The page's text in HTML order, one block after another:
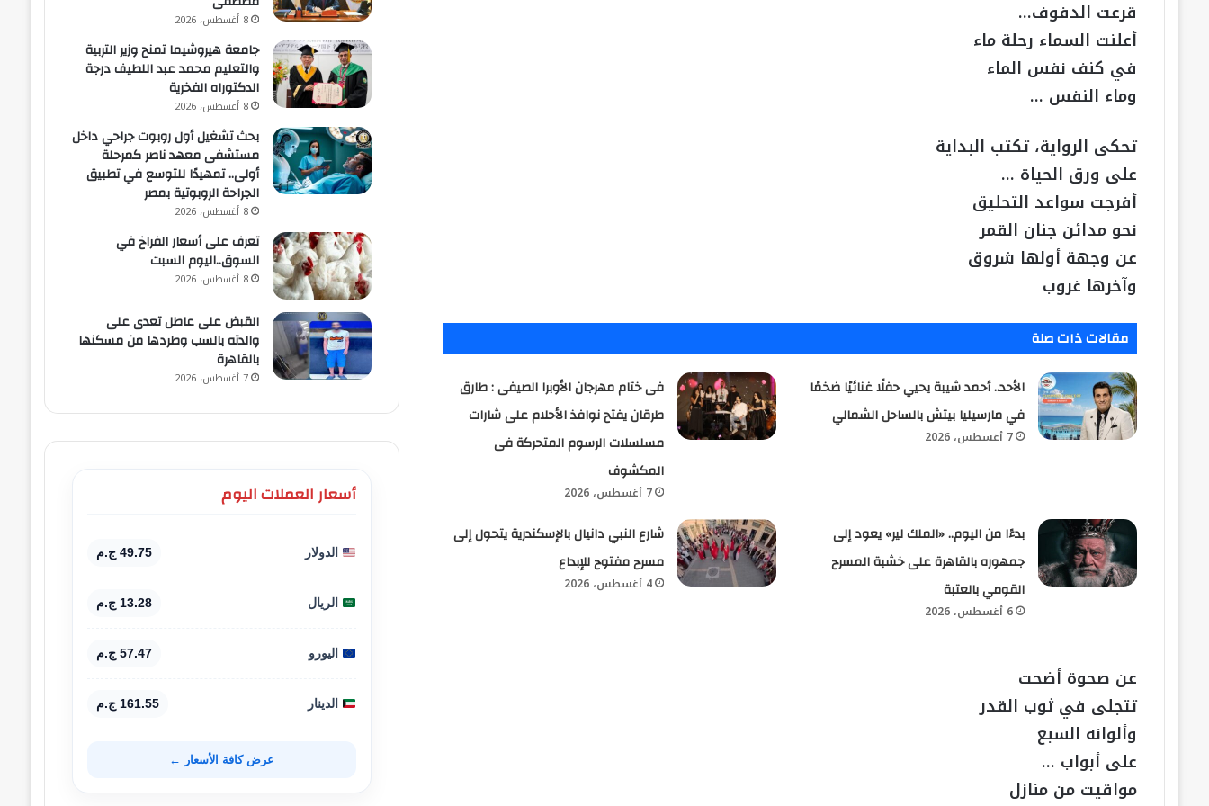
قرعت الدفوف…
أعلنت السماء رحلة ماء
في كنف نفس الماء
وماء النفس …
تحكى الرواية، تكتب البداية
على ورق الحياة …
أفرجت سواعد التحليق
نحو مدائن جنان القمر
عن وجهة أولها شروق
وآخرها غروب
مقالات ذات صلة
الأحد.. أحمد شيبة يحيي حفلًا غنائيًا ضخمًا
في مارسيليا بيتش بالساحل الشمالي
7 أغسطس، 2026
فى ختام مهرجان الأوبرا الصيفى : طارق
طرقان يفتح نوافذ الأحلام على شارات
مسلسلات الرسوم المتحركة فى
المكشوف
7 أغسطس، 2026
بدءًا من اليوم.. «الملك لير» يعود إلى
جمهوره بالقاهرة على خشبة المسرح
القومي بالعتبة
6 أغسطس، 2026
شارع النبي دانيال بالإسكندرية يتحول إلى
مسرح مفتوح للإبداع
4 أغسطس، 2026
عن صحوة أضحت
تتجلى في ثوب القدر
وألوانه السبع
على أبواب …
مواقيت من منازل
8 أغسطس، 2026
جامعة هيروشيما تمنح وزير التربية
والتعليم محمد عبد اللطيف درجة
الدكتوراه الفخرية
8 أغسطس، 2026
بحث تشغيل أول روبوت جراحي داخل
مستشفى معهد ناصر كمرحلة
أولى.. تمهيدًا للتوسع في تطبيق
الجراحة الروبوتية بمصر
8 أغسطس، 2026
تعرف على أسعار الفراخ في
السوق..اليوم السبت
8 أغسطس، 2026
القبض على عاطل تعدى على
والدته بالسب وطردها من مسكنها
بالقاهرة
7 أغسطس، 2026
أسعار العملات اليوم
الدولار 49.75 ج.م
الريال 13.28 ج.م
اليورو 57.47 ج.م
الدينار 161.55 ج.م
عرض كافة الأسعار ←